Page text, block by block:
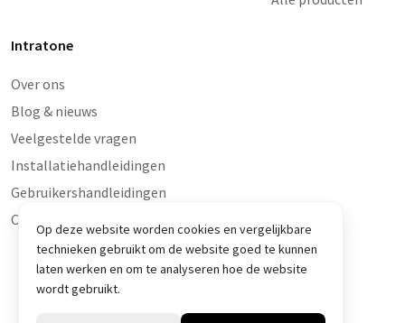
Intratone
Over ons
Blog & nieuws
Veelgestelde vragen
Installatiehandleidingen
Gebruikershandleidingen
Contact en storingen
© Intratone 2026
Op deze website worden cookies en vergelijkbare
technieken gebruikt om de website goed te kunnen
laten werken en om te analyseren hoe de website
wordt gebruikt.